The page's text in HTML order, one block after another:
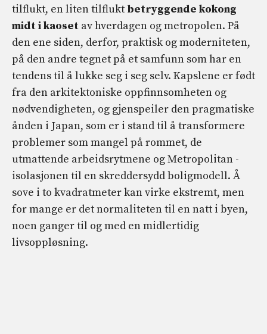
tilflukt, en liten tilflukt betryggende kokong
midt i kaoset av hverdagen og metropolen. På
den ene siden, derfor, praktisk og moderniteten,
på den andre tegnet på et samfunn som har en
tendens til å lukke seg i seg selv. Kapslene er født
fra den arkitektoniske oppfinnsomheten og
nødvendigheten, og gjenspeiler den pragmatiske
ånden i Japan, som er i stand til å transformere
problemer som mangel på rommet, de
utmattende arbeidsrytmene og Metropolitan -
isolasjonen til en skreddersydd boligmodell. Å
sove i to kvadratmeter kan virke ekstremt, men
for mange er det normaliteten til en natt i byen,
noen ganger til og med en midlertidig
livsoppløsning.